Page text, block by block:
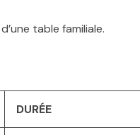
table familiale.
DURÉE